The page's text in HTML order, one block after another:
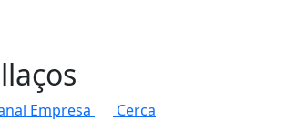
Empresa
Cerca